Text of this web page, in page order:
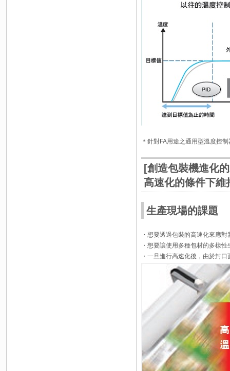
＊針對FA用途之通用型溫度控
[創造包裝機進化
高速化的條件下維
生產現場的課題
・想要透過包裝的高速化來應
・想要讓使用多種包材的多樣
・一旦進行高速化後，由於封